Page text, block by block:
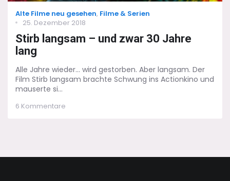
Categories
Alte Filme neu gesehen, Filme & Serien
Posted
25. Dezember 2018
Stirb langsam – und zwar 30 Jahre
lang
Alle Jahre wieder... wird gestorben. Aber langsam. Der
Film Stirb langsam brachte Schwung ins Actionkino und
mauserte si...
6 Kommentare